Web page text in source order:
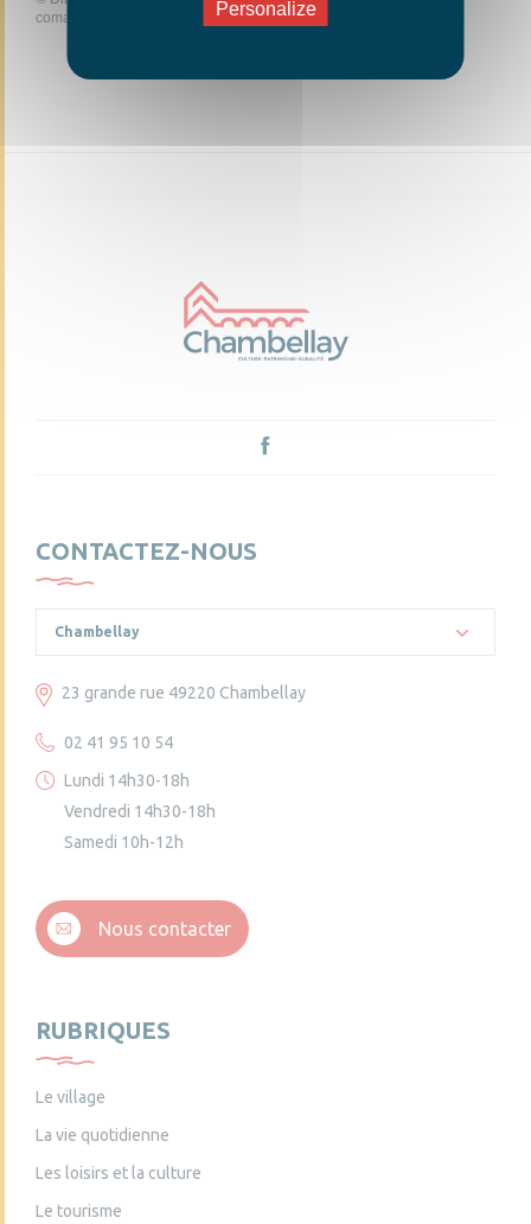
comarquage developpé parbaseo.io
CONTACTEZ-NOUS
Chambellay
23 grande rue 49220 Chambellay
02 41 95 10 54
Lundi 14h30-18h
Vendredi 14h30-18h
Samedi 10h-12h
Nous contacter
RUBRIQUES
Le village
La vie quotidienne
Les loisirs et la culture
Le tourisme
Personalize